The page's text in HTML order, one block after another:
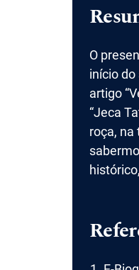
O
início
artigo
“Jeca
roça,